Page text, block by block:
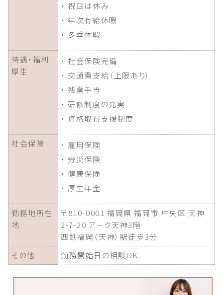
・ 祝日は休み
・ 年次有給休暇
・ 冬季休暇
待遇・福利
厚生
・ 社会保険完備
・ 交通費支給（上限あり）
・ 残業手当
・ 研修制度の充実
・ 資格取得支援制度
社会保険
・ 雇用保険
・ 労災保険
・ 健康保険
・ 厚生年金
勤務地所在
地
〒810-0001 福岡県 福岡市 中央区 天神
2-7-20 アーク天神3階
西鉄福岡（天神）駅徒歩3分
その他
勤務開始日の相談OK